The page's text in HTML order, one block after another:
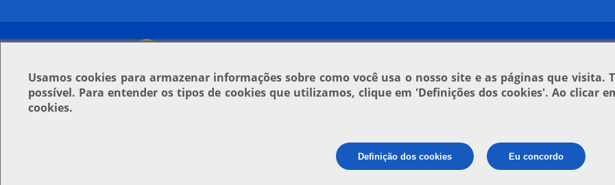
Usamoscookies para armazenar informações sobre como você usa o nosso site e as páginas que
possível. Para entender os tipos de cookies que utilizamos, clique em 'Definições dos cookies'. Ao clicar
cookies.